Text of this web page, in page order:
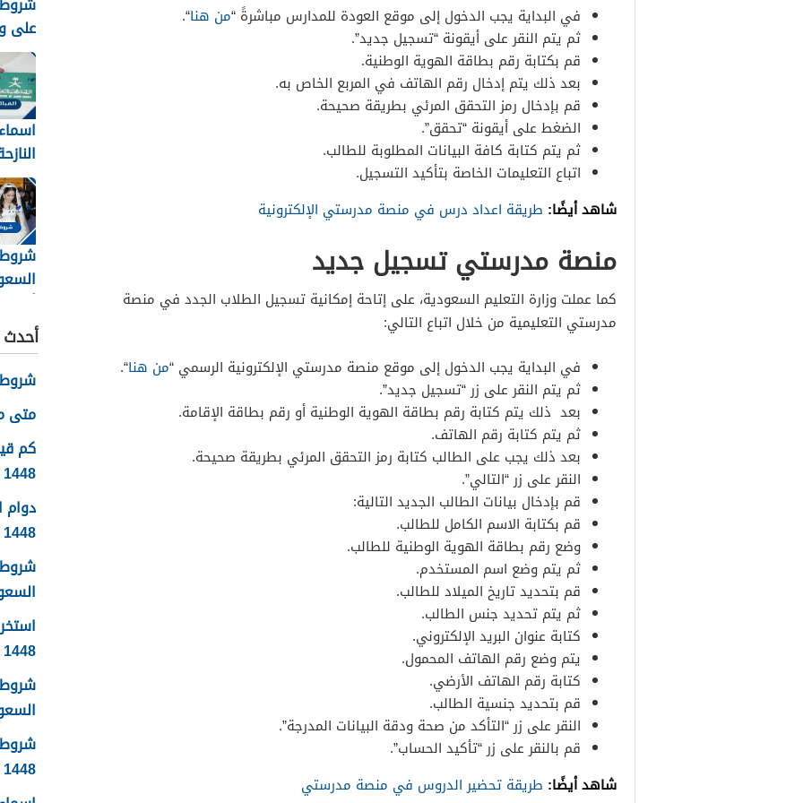
في البداية يجب الدخول إلى موقع العودة للمدارس مباشرةً “من هنا“.
ثم يتم النقر على أيقونة “تسجيل جديد”.
قم بكتابة رقم بطاقة الهوية الوطنية.
بعد ذلك يتم إدخال رقم الهاتف في المربع الخاص به.
قم بإدخال رمز التحقق المرئي بطريقة صحيحة.
الضغط على أيقونة “تحقق”.
ثم يتم كتابة كافة البيانات المطلوبة للطالب.
اتباع التعليمات الخاصة بتأكيد التسجيل.
شاهد أيضًا: طريقة اعداد درس في منصة مدرستي الإلكترونية
منصة مدرستي تسجيل جديد
كما عملت وزارة التعليم السعودية، على إتاحة إمكانية تسجيل الطلاب الجدد في منصة
مدرستي التعليمية من خلال اتباع التالي:
في البداية يجب الدخول إلى موقع منصة مدرستي الإلكترونية الرسمي “من هنا“.
ثم يتم النقر على زر “تسجيل جديد”.
بعد ذلك يتم كتابة رقم بطاقة الهوية الوطنية أو رقم بطاقة الإقامة.
ثم يتم كتابة رقم الهاتف.
بعد ذلك يجب على الطالب كتابة رمز التحقق المرئي بطريقة صحيحة.
النقر على زر “التالي”.
قم بإدخال بيانات الطالب الجديد التالية:
قم بكتابة الاسم الكامل للطالب.
وضع رقم بطاقة الهوية الوطنية للطالب.
ثم يتم وضع اسم المستخدم.
قم بتحديد تاريخ الميلاد للطالب.
ثم يتم تحديد جنس الطالب.
كتابة عنوان البريد الإلكتروني.
يتم وضع رقم الهاتف المحمول.
كتابة رقم الهاتف الأرضي.
قم بتحديد جنسية الطالب.
النقر على زر “التأكد من صحة ودقة البيانات المدرجة”.
قم بالنقر على زر “تأكيد الحساب”.
شاهد أيضًا: طريقة تحضير الدروس في منصة مدرستي
على
أحدث
شروط
متى
1448
1448
1448 الرابط والشروط بالتفصيل
شروط
1448